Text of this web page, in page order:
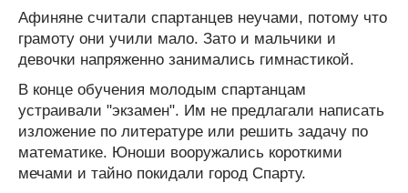
Афиняне считали спартанцев неучами, потому что
грамоту они учили мало. Зато и мальчики и
девочки напряженно занимались гимнастикой.
В конце обучения молодым спартанцам
устраивали "экзамен". Им не предлагали написать
изложение по литературе или решить задачу по
математике. Юноши вооружались короткими
мечами и тайно покидали город Спарту.